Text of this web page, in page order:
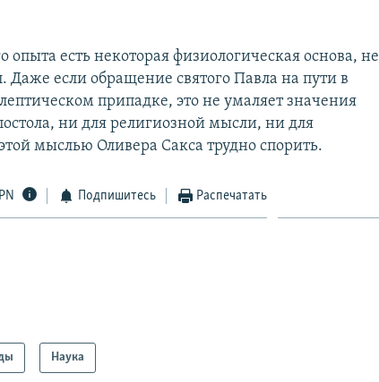
опыта есть некоторая физиологическая основа, не
Даже если обращение святого Павла на пути в
припадке, это не умаляет значения
ни для религиозной мысли, ни для
мыслью Оливера Сакса трудно спорить.
Подпишитесь Распечатать
Наука